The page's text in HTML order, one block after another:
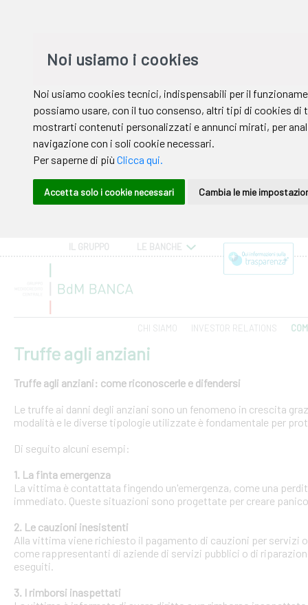
IL GRUPPO LE BANCHE
CHI SIAMO INVESTOR RELATIONS
Truffe agli anziani
Truffe agli anziani: come riconoscerle e difendersi
Le truffe ai danni degli anziani sono un fenomeno in crescita
modalità e le diverse tipologie utilizzate è fondamentale per
Di seguito alcuni esempi:
1. La finta emergenza
La vittima è contattata fingendo un'emergenza, come una
immediato. Queste situazioni sono progettate per creare
2. Le cauzioni inesistenti
Alla vittima viene richiesto il pagamento di cauzioni per
come rappresentanti di aziende di servizi pubblici o di
eseguiti.
3. I rimborsi inaspettati